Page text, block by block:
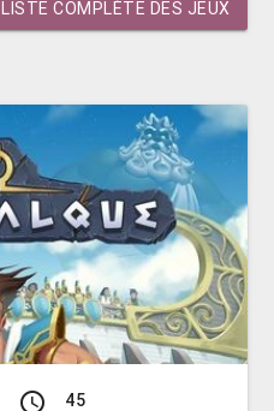
LISTE COMPLÈTE DES JEUX
access_time 45